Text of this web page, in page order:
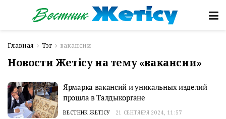
Главная Тэг вакансии
Новости Жетісу на тему «вакансии»
Ярмарка вакансий и уникальных изделий
прошла в Талдыкоргане
ВЕСТНИК ЖЕТІСУ 21 СЕНТЯБРЯ 2024, 11:57